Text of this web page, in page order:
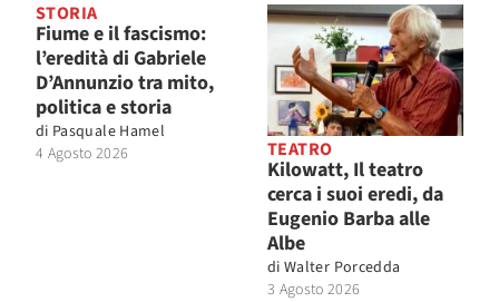
STORIA
Fiume e il fascismo:
l’eredità di Gabriele
D’Annunzio tra mito,
politica e storia
di Pasquale Hamel
4 Agosto 2026
TEATRO
Kilowatt, Il teatro
cerca i suoi eredi, da
Eugenio Barba alle
Albe
di Walter Porcedda
3 Agosto 2026